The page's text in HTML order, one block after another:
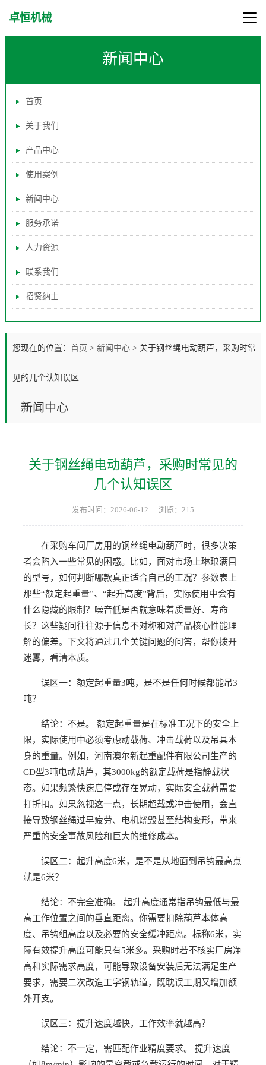
卓恒机械
新闻中心
首页
关于我们
产品中心
使用案例
新闻中心
服务承诺
人力资源
联系我们
招贤纳士
您现在的位置： 首页 > 新闻中心> 关于钢丝绳电动葫芦，采购时常
见的几个认知误区
新闻中心
关于钢丝绳电动葫芦，采购时常见的
几个认知误区
发布时间：2026-06-12 浏览：215
在采购车间厂房用的钢丝绳电动葫芦时，很多决策
者会陷入一些常见的困惑。比如，面对市场上琳琅满目
的型号，如何判断哪款真正适合自己的工况？参数表上
那些“额定起重量”、“起升高度”背后，实际使用中会有
什么隐藏的限制？噪音低是否就意味着质量好、寿命
长？这些疑问往往源于信息不对称和对产品核心性能理
解的偏差。下文将通过几个关键问题的问答，帮你拨开
迷雾，看清本质。
误区一：额定起重量3吨，是不是任何时候都能吊3
吨？
结论：不是。 额定起重量是在标准工况下的安全上
限，实际使用中必须考虑动载荷、冲击载荷以及吊具本
身的重量。例如，河南澳尔新起重配件有限公司生产的
CD型3吨电动葫芦，其3000kg的额定载荷是指静载状
态。如果频繁快速启停或存在晃动，实际安全载荷需要
打折扣。如果忽视这一点，长期超载或冲击使用，会直
接导致钢丝绳过早疲劳、电机烧毁甚至结构变形，带来
严重的安全事故风险和巨大的维修成本。
误区二：起升高度6米，是不是从地面到吊钩最高点
就是6米？
结论：不完全准确。 起升高度通常指吊钩最低与最
高工作位置之间的垂直距离。你需要扣除葫芦本体高
度、吊钩组高度以及必要的安全缓冲距离。标称6米，实
际有效提升高度可能只有5米多。采购时若不核实厂房净
高和实际需求高度，可能导致设备安装后无法满足生产
要求，需要二次改造工字钢轨道，既耽误工期又增加额
外开支。
误区三：提升速度越快，工作效率就越高？
结论：不一定，需匹配作业精度要求。 提升速度